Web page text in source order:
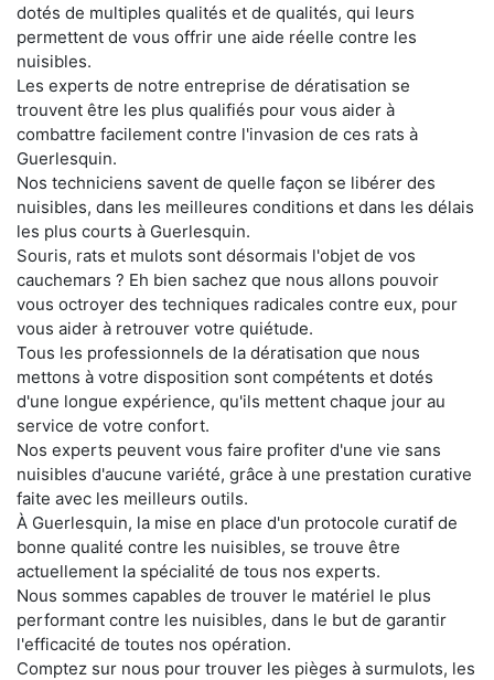
dotés de multiples qualités et de qualités, qui leurs
permettent de vous offrir une aide réelle contre les
nuisibles.
Les experts de notre entreprise de dératisation se
trouvent être les plus qualifiés pour vous aider à
combattre facilement contre l'invasion de ces rats à
Guerlesquin.
Nos techniciens savent de quelle façon se libérer des
nuisibles, dans les meilleures conditions et dans les délais
les plus courts à Guerlesquin.
Souris, rats et mulots sont désormais l'objet de vos
cauchemars ? Eh bien sachez que nous allons pouvoir
vous octroyer des techniques radicales contre eux, pour
vous aider à retrouver votre quiétude.
Tous les professionnels de la dératisation que nous
mettons à votre disposition sont compétents et dotés
d'une longue expérience, qu'ils mettent chaque jour au
service de votre confort.
Nos experts peuvent vous faire profiter d'une vie sans
nuisibles d'aucune variété, grâce à une prestation curative
faite avec les meilleurs outils.
À Guerlesquin, la mise en place d'un protocole curatif de
bonne qualité contre les nuisibles, se trouve être
actuellement la spécialité de tous nos experts.
Nous sommes capables de trouver le matériel le plus
performant contre les nuisibles, dans le but de garantir
l'efficacité de toutes nos opération.
Comptez sur nous pour trouver les pièges à surmulots, les